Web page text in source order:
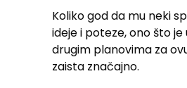
Koliko god da mu neki
ideje i poteze, ono što je
drugim planovima za
zaista značajno.